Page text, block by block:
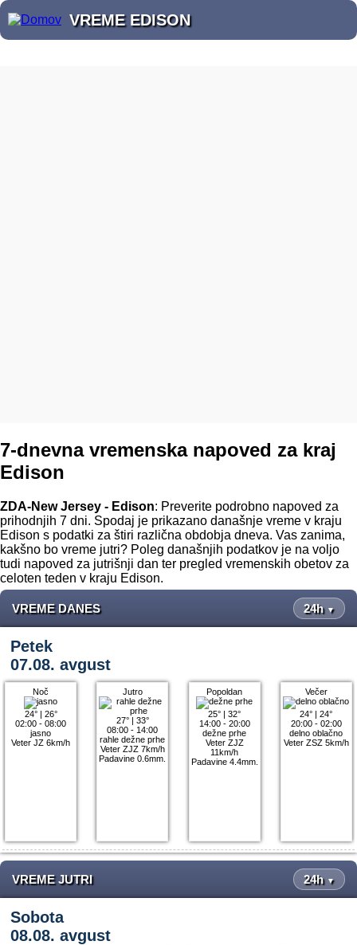
VREME EDISON
7-dnevna vremenska napoved za kraj
Edison
ZDA-New Jersey - Edison: Preverite podrobno napoved za
prihodnjih 7 dni. Spodaj je prikazano današnje vreme v kraju
Edison s podatki za štiri različna obdobja dneva. Vas zanima,
kakšno bo vreme jutri? Poleg današnjih podatkov je na voljo
tudi napoved za jutrišnji dan ter pregled vremenskih obetov za
celoten teden v kraju Edison.
VREME DANES 24h ▼
Petek
07.08. avgust
Noč
24°| 26°
02:00 - 08:00
jasno
Veter JZ 6km/h
Jutro
27°| 33°
08:00 - 14:00
rahle dežne prhe
Veter ZJZ 7km/h
Padavine 0.6mm.
Popoldan
25° |32°
14:00 - 20:00
dežne prhe
Veter ZJZ
11km/h
Padavine 4.4mm.
Večer
24° |24°
20:00 - 02:00
delno oblačno
Veter ZSZ 5km/h
VREME JUTRI 24h ▼
Sobota
08.08. avgust